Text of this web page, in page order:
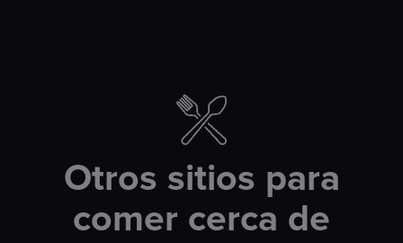
Otros sitios para
comer cerca de